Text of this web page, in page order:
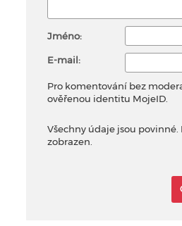
Jméno:
E-mail:
Pro komentování bez
ověřenou identitu MojeID.
Všechny údaje jsou
zobrazen.